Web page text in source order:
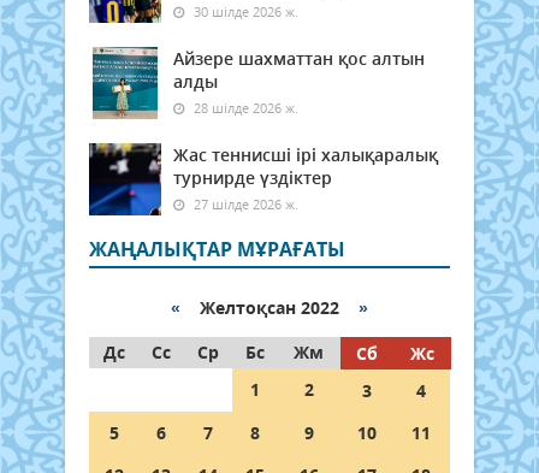
30 шілде 2026 ж.
Айзере шахматтан қос алтын
алды
28 шілде 2026 ж.
Жас теннисші ірі халықаралық
турнирде үздіктер
27 шілде 2026 ж.
ЖАҢАЛЫҚТАР МҰРАҒАТЫ
« Желтоқсан 2022 »
Дс
Сс Ср Бс Жм Сб
Жс
1
2 3
4
5
6 7 8 9 10
11